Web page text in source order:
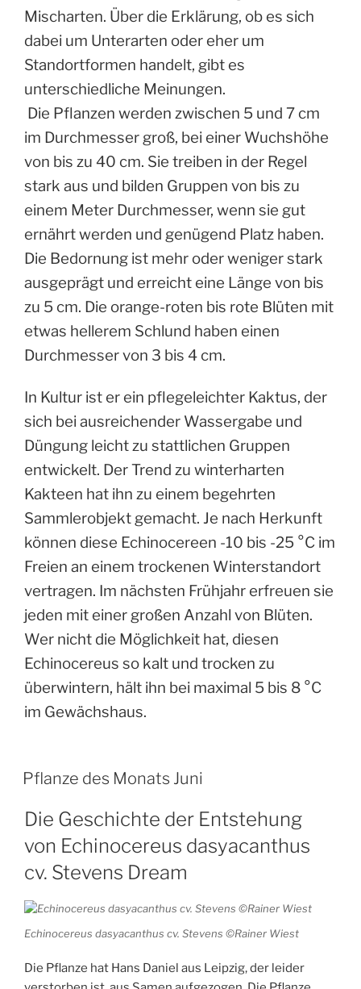
Mischarten. Über die Erklärung, ob es sich
dabei um Unterarten oder eher um
Standortformen handelt, gibt es
unterschiedliche Meinungen.
Die Pflanzen werden zwischen 5 und 7 cm
im Durchmesser groß, bei einer Wuchshöhe
von bis zu 40 cm. Sie treiben in der Regel
stark aus und bilden Gruppen von bis zu
einem Meter Durchmesser, wenn sie gut
ernährt werden und genügend Platz haben.
Die Bedornung ist mehr oder weniger stark
ausgeprägt und erreicht eine Länge von bis
zu 5 cm. Die orange-roten bis rote Blüten mit
etwas hellerem Schlund haben einen
Durchmesser von 3 bis 4 cm.
In Kultur ist er ein pflegeleichter Kaktus, der
sich bei ausreichender Wassergabe und
Düngung leicht zu stattlichen Gruppen
entwickelt. Der Trend zu winterharten
Kakteen hat ihn zu einem begehrten
Sammlerobjekt gemacht. Je nach Herkunft
können diese Echinocereen -10 bis -25 °C im
Freien an einem trockenen Winterstandort
vertragen. Im nächsten Frühjahr erfreuen sie
jeden mit einer großen Anzahl von Blüten.
Wer nicht die Möglichkeit hat, diesen
Echinocereus so kalt und trocken zu
überwintern, hält ihn bei maximal 5 bis 8 °C
im Gewächshaus.
Pflanze des Monats Juni
Die Geschichte der Entstehung
von Echinocereus dasyacanthus
cv. Stevens Dream
Echinocereus dasyacanthus cv. Stevens ©Rainer Wiest
Die Pflanze hat Hans Daniel aus Leipzig, der leider